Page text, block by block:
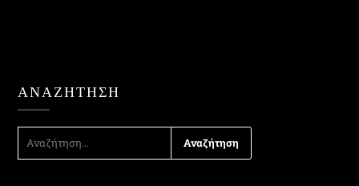
ΑΝΑΖΉΤΗΣΗ
ΑΝΑΖΉΤΗΣΗ
ΓΙΑ: